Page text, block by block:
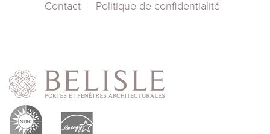
Contact
Politique de confidentialité